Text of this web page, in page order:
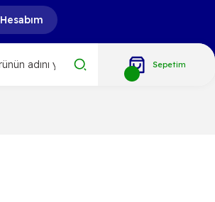
Hesabım
Sepetim